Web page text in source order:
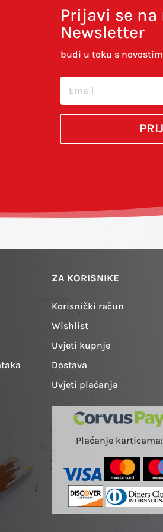
put kada budem komentirao.
Prijavi se na
Newsletter
budi u toku s
ZA KORISNIKE
Korisnički račun
Wishlist
Uvjeti kupnje
Dostava
Uvjeti plaćanja
Plaćanje karticama: